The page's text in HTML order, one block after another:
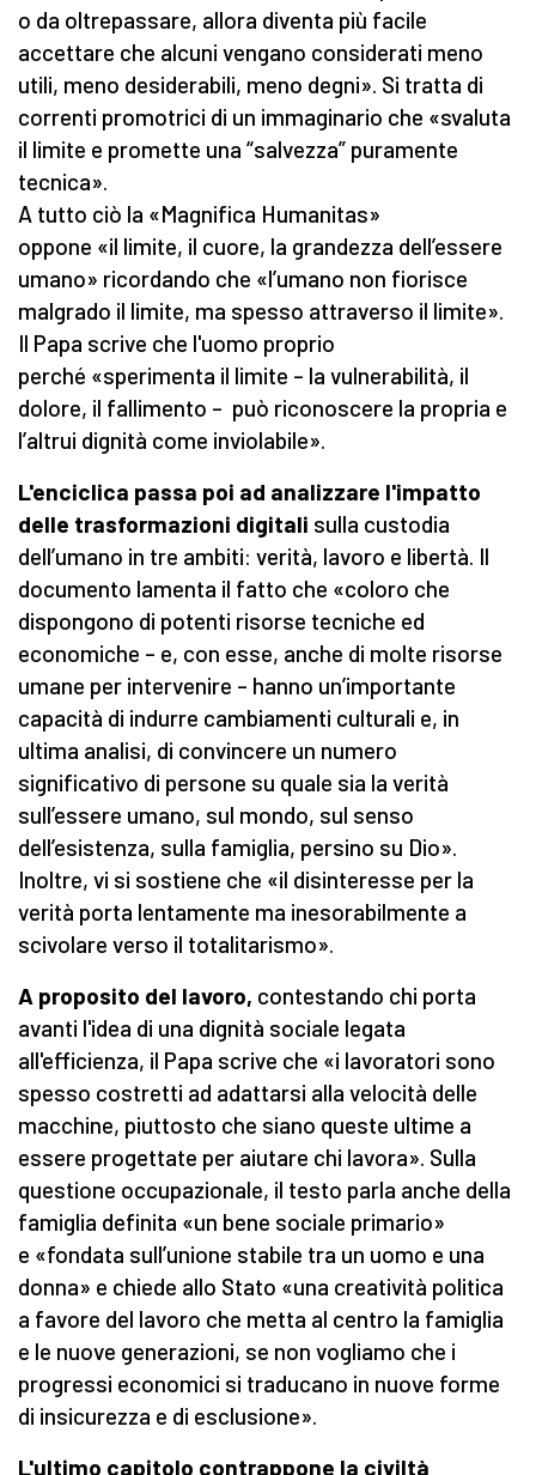
o da oltrepassare, allora diventa più facile
accettare che alcuni vengano considerati meno
utili, meno desiderabili, meno degni». Si tratta di
correnti promotrici di un immaginario che «svaluta
il limite e promette una “salvezza” puramente
tecnica».
A tutto ciò la «Magnifica Humanitas»
oppone «il limite, il cuore, la grandezza dell’essere
umano» ricordando che «l’umano non fiorisce
malgrado il limite, ma spesso attraverso il limite».
Il Papa scrive che l'uomo proprio
perché «sperimenta il limite – la vulnerabilità, il
dolore, il fallimento – può riconoscere la propria e
l’altrui dignità come inviolabile».
L'enciclica passa poi ad analizzare l'impatto
delle trasformazioni digitali sulla custodia
dell’umano in tre ambiti: verità, lavoro e libertà. Il
documento lamenta il fatto che «coloro che
dispongono di potenti risorse tecniche ed
economiche – e, con esse, anche di molte risorse
umane per intervenire – hanno un’importante
capacità di indurre cambiamenti culturali e, in
ultima analisi, di convincere un numero
significativo di persone su quale sia la verità
sull’essere umano, sul mondo, sul senso
dell’esistenza, sulla famiglia, persino su Dio».
Inoltre, vi si sostiene che «il disinteresse per la
verità porta lentamente ma inesorabilmente a
scivolare verso il totalitarismo».
A proposito del lavoro, contestando chi porta
avanti l'idea di una dignità sociale legata
all'efficienza, il Papa scrive che «i lavoratori sono
spesso costretti ad adattarsi alla velocità delle
macchine, piuttosto che siano queste ultime a
essere progettate per aiutare chi lavora». Sulla
questione occupazionale, il testo parla anche della
famiglia definita «un bene sociale primario»
e «fondata sull’unione stabile tra un uomo e una
donna» e chiede allo Stato «una creatività politica
a favore del lavoro che metta al centro la famiglia
e le nuove generazioni, se non vogliamo che i
progressi economici si traducano in nuove forme
di insicurezza e di esclusione».
L'ultimo capitolo contrappone la civiltà